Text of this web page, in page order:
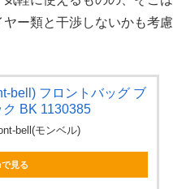
ー類と干渉しないかも考慮
bell) フロントバッグ ブ
ク BK 1130385
bell(モンベル)
見る